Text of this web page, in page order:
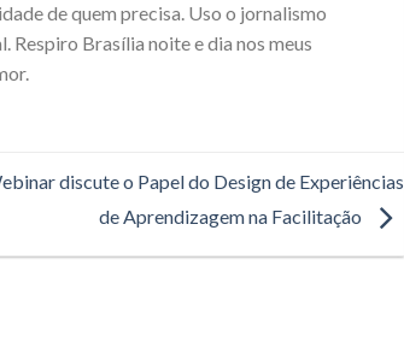
de quem precisa. Uso o jornalismo
Respiro Brasília noite e dia nos meus
discute o Papel do Design de Experiências
de Aprendizagem na Facilitação